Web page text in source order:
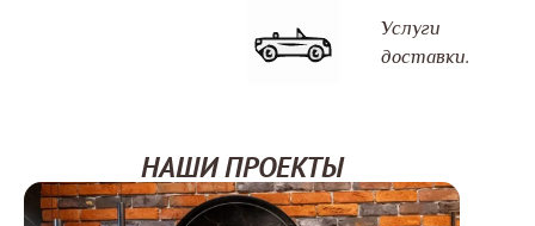
Услуги
доставки.
НАШИ ПРОЕКТЫ